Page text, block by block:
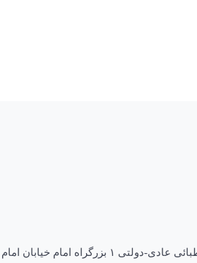
نام نوع ناحیه ادرس تلفن دخترانه ابوریحان شهدائ ۱۵ عادی –